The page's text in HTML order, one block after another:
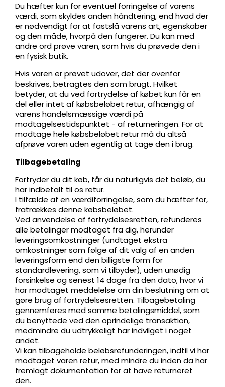
Du hæfter kun for eventuel forringelse af varens
værdi, som skyldes anden håndtering, end hvad der
er nødvendigt for at fastslå varens art, egenskaber
og den måde, hvorpå den fungerer. Du kan med
andre ord prøve varen, som hvis du prøvede den i
en fysisk butik.
Hvis varen er prøvet udover, det der ovenfor
beskrives, betragtes den som brugt. Hvilket
betyder, at du ved fortrydelse af købet kun får en
del eller intet af købsbeløbet retur, afhængig af
varens handelsmæssige værdi på
modtagelsestidspunktet - af returneringen. For at
modtage hele købsbeløbet retur må du altså
afprøve varen uden egentlig at tage den i brug.
Tilbagebetaling
Fortryder du dit køb, får du naturligvis det beløb, du
har indbetalt til os retur.
I tilfælde af en værdiforringelse, som du hæfter for,
fratrækkes denne købsbeløbet.
Ved anvendelse af fortrydelsesretten, refunderes
alle betalinger modtaget fra dig, herunder
leveringsomkostninger (undtaget ekstra
omkostninger som følge af dit valg af en anden
leveringsform end den billigste form for
standardlevering, som vi tilbyder), uden unødig
forsinkelse og senest 14 dage fra den dato, hvor vi
har modtaget meddelelse om din beslutning om at
gøre brug af fortrydelsesretten. Tilbagebetaling
gennemføres med samme betalingsmiddel, som
du benyttede ved den oprindelige transaktion,
medmindre du udtrykkeligt har indvilget i noget
andet.
Vi kan tilbageholde beløbsrefunderingen, indtil vi har
modtaget varen retur, med mindre du inden da har
fremlagt dokumentation for at have returneret
den.